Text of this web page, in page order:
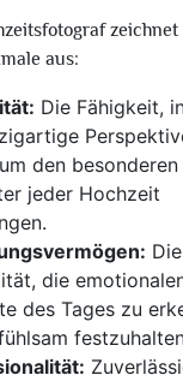
aus:
Die Fähigkeit,
den besonderen
jeder Hochzeit
Die
die
des Tages zu